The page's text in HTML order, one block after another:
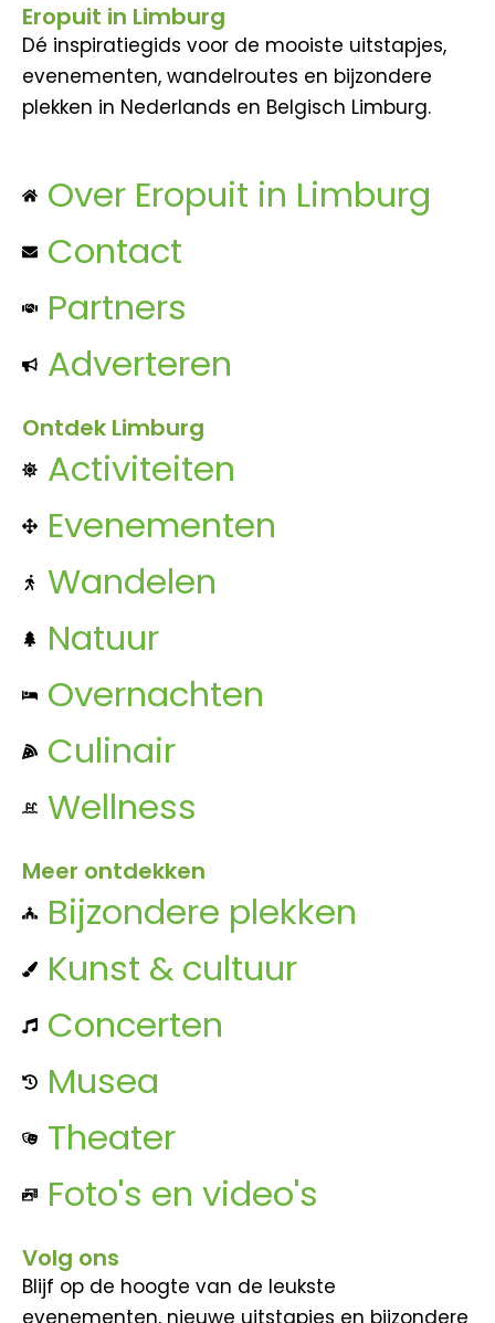
Eropuit in Limburg
Dé inspiratiegids voor de mooiste uitstapjes,
evenementen, wandelroutes en bijzondere
plekken in Nederlands en Belgisch Limburg.
Over Eropuit in Limburg
Contact
Partners
Adverteren
Ontdek Limburg
Activiteiten
Evenementen
Wandelen
Natuur
Overnachten
Culinair
Wellness
Meer ontdekken
Bijzondere plekken
Kunst & cultuur
Concerten
Musea
Theater
Foto's en video's
Volg ons
Blijf op de hoogte van de leukste
evenementen, nieuwe uitstapjes en bijzondere